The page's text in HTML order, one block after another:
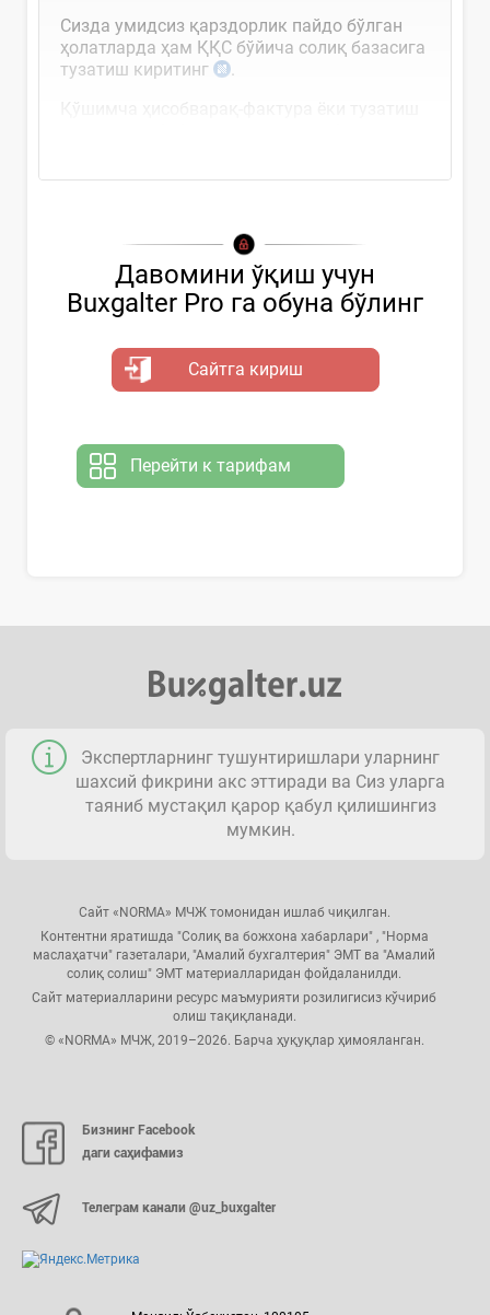
Сизда умидсиз қарздорлик пайдо бўлган
ҳолатларда ҳам ҚҚС бўйича солиқ базасига
тузатиш киритинг
.
Давомини ўқиш учун
Buxgalter Pro га обуна бўлинг
Сайтга кириш
Перейти к тарифам
Экспертларнинг тушунтиришлари уларнинг
шахсий фикрини акс эттиради ва Сиз уларга
таяниб мустақил қарор қабул қилишингиз
мумкин.
Сайт «NORMA» МЧЖ томонидан ишлаб чиқилган.
Контентни яратишда "Солиқ ва божхона хабарлари" , "Норма
маслаҳатчи" газеталари, "Амалий бухгалтерия" ЭМТ ва "Амалий
солиқ солиш" ЭМТ материалларидан фойдаланилди.
Сайт материалларини ресурс маъмурияти розилигисиз кўчириб
олиш тақиқланади.
© «NORMA» МЧЖ, 2019–2026. Барча ҳуқуқлар ҳимояланган.
Бизнинг Facebook
даги саҳифамиз
Телеграм канали @uz_buxgalter